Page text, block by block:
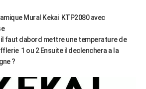
Mural Kekai KTP2080 avec
il faut dabord mettre une temperature de
1 ou 2 Ensuite il declenchera a la
?